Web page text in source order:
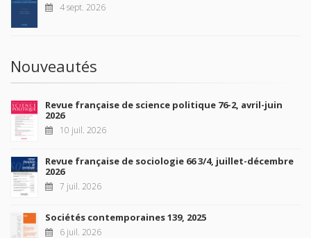
4 sept. 2026
Nouveautés
Revue française de science politique 76-2, avril-juin
2026
10 juil. 2026
Revue française de sociologie 66 3/4, juillet-décembre
2026
7 juil. 2026
Sociétés contemporaines 139, 2025
6 juil. 2026